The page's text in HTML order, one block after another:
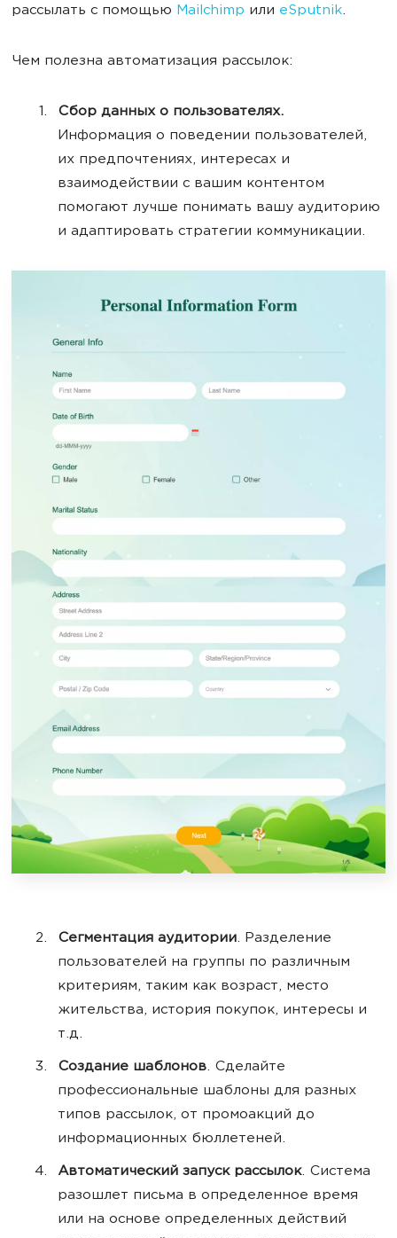
рассылать с помощью Mailchimp или eSputnik.
Чем полезна автоматизация рассылок:
Сбор данных о пользователях.
Информация о поведении пользователей,
их предпочтениях, интересах и
взаимодействии с вашим контентом
помогают лучше понимать вашу аудиторию
и адаптировать стратегии коммуникации.
Сегментация аудитории. Разделение
пользователей на группы по различным
критериям, таким как возраст, место
жительства, история покупок, интересы и
т.д.
Создание шаблонов. Сделайте
профессиональные шаблоны для разных
типов рассылок, от промоакций до
информационных бюллетеней.
Автоматический запуск рассылок. Система
разошлет письма в определенное время
или на основе определенных действий